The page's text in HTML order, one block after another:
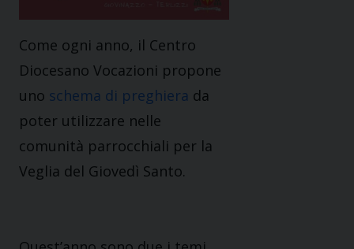
Come ogni anno, il Centro
Diocesano Vocazioni propone
uno schema di preghiera da
poter utilizzare nelle
comunità parrocchiali per la
Veglia del Giovedì Santo.